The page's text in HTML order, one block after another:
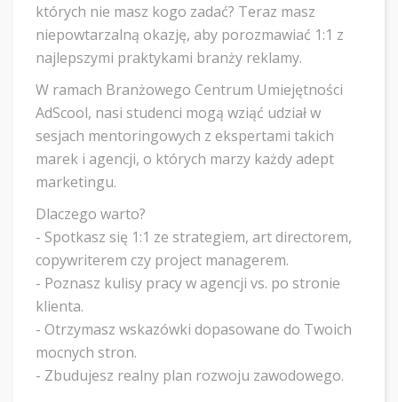
których nie masz kogo zadać? Teraz masz
niepowtarzalną okazję, aby porozmawiać 1:1 z
najlepszymi praktykami branży reklamy.
W ramach Branżowego Centrum Umiejętności
AdScool, nasi studenci mogą wziąć udział w
sesjach mentoringowych z ekspertami takich
marek i agencji, o których marzy każdy adept
marketingu.
Dlaczego warto?
- Spotkasz się 1:1 ze strategiem, art directorem,
copywriterem czy project managerem.
- Poznasz kulisy pracy w agencji vs. po stronie
klienta.
- Otrzymasz wskazówki dopasowane do Twoich
mocnych stron.
- Zbudujesz realny plan rozwoju zawodowego.